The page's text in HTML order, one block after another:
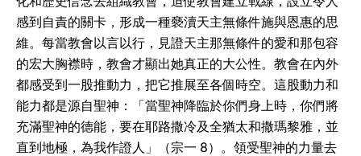
感到自責的關卡，形成一種褻瀆天主無條件施與恩惠的思
維。每當教會以言以行，見證天主那無條件的愛和那包容
的宏大胸襟時，教會才顯出她真正的大公性。教會在內外
都感受到一股推動力，把它推展至各個時空。這股動力和
能力都是源自聖神：「當聖神降臨於你們身上時，你們將
充滿聖神的德能，要在耶路撒冷及全猶太和撒瑪黎雅，並
直到地極，為我作證人」（宗一 8）。領受聖神的力量去